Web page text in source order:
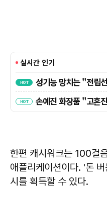
한편 캐시워크는 100걸
애플리케이션이다. '돈
시를 획득할 수 있다.